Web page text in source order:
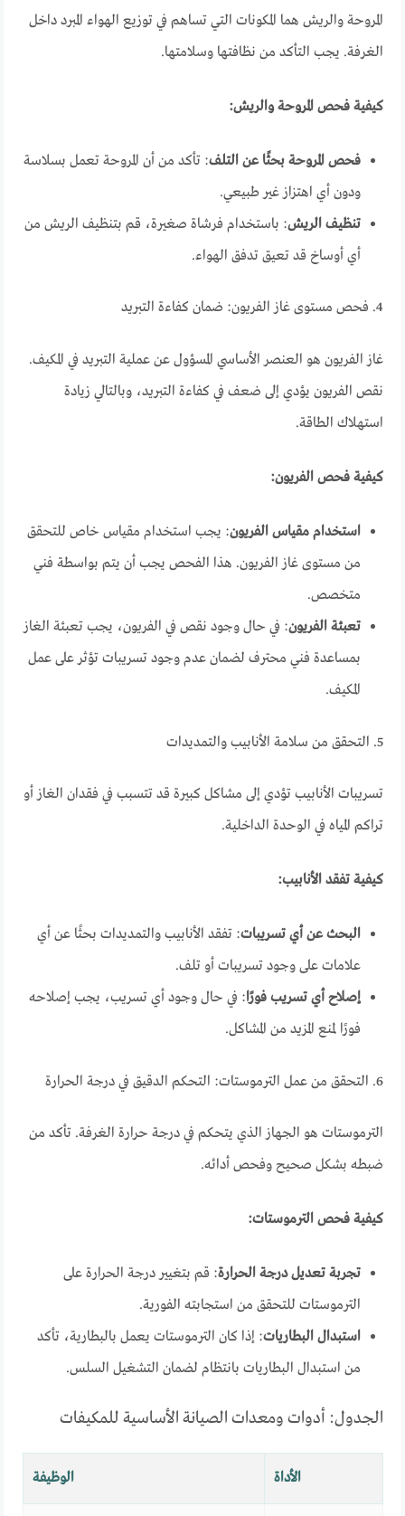
المروحة والريش هما المكونات التي تساهم في توزيع الهواء المبرد داخل
الغرفة. يجب التأكد من نظافتها وسلامتها.
كيفية فحص المروحة والريش:
فحص المروحة بحثًا عن التلف: تأكد من أن المروحة تعمل بسلاسة
ودون أي اهتزاز غير طبيعي.
تنظيف الريش: باستخدام فرشاة صغيرة، قم بتنظيف الريش من
أي أوساخ قد تعيق تدفق الهواء.
4. فحص مستوى غاز الفريون: ضمان كفاءة التبريد
غاز الفريون هو العنصر الأساسي المسؤول عن عملية التبريد في المكيف.
نقص الفريون يؤدي إلى ضعف في كفاءة التبريد، وبالتالي زيادة
استهلاك الطاقة.
كيفية فحص الفريون:
استخدام مقياس الفريون: يجب استخدام مقياس خاص للتحقق
من مستوى غاز الفريون. هذا الفحص يجب أن يتم بواسطة فني
متخصص.
تعبئة الفريون: في حال وجود نقص في الفريون، يجب تعبئة الغاز
بمساعدة فني محترف لضمان عدم وجود تسريبات تؤثر على عمل
المكيف.
5. التحقق من سلامة الأنابيب والتمديدات
تسريبات الأنابيب تؤدي إلى مشاكل كبيرة قد تتسبب في فقدان الغاز أو
تراكم المياه في الوحدة الداخلية.
كيفية تفقد الأنابيب:
البحث عن أي تسريبات: تفقد الأنابيب والتمديدات بحثًا عن أي
علامات على وجود تسريبات أو تلف.
إصلاح أي تسريب فورًا: في حال وجود أي تسريب، يجب إصلاحه
فورًا لمنع المزيد من المشاكل.
6. التحقق من عمل الترموستات: التحكم الدقيق في درجة الحرارة
الترموستات هو الجهاز الذي يتحكم في درجة حرارة الغرفة. تأكد من
ضبطه بشكل صحيح وفحص أدائه.
كيفية فحص الترموستات:
تجربة تعديل درجة الحرارة: قم بتغيير درجة الحرارة على
الترموستات للتحقق من استجابته الفورية.
استبدال البطاريات: إذا كان الترموستات يعمل بالبطارية، تأكد
من استبدال البطاريات بانتظام لضمان التشغيل السلس.
الجدول: أدوات ومعدات الصيانة الأساسية للمكيفات
الأداة الوظيفة